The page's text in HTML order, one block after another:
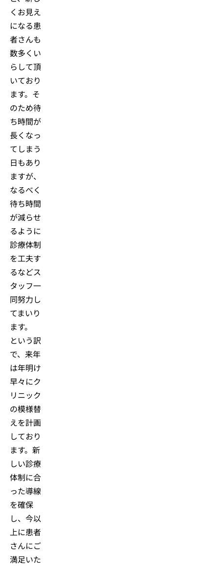
くお見え
になる患
者さんも
数多くい
らして頂
いており
ます。そ
のため待
ち時間が
長くなっ
てしまう
日もあり
ますが、
なるべく
待ち時間
が減らせ
るように
診療体制
を工夫す
るなどス
タッフ一
同努力し
てまいり
ます。
という訳
で、来年
は年明け
早々にク
リニック
の模様替
えを計画
しており
ます。新
しい診療
体制に合
った導線
を確保
し、今以
上に患者
さんにご
満足いた